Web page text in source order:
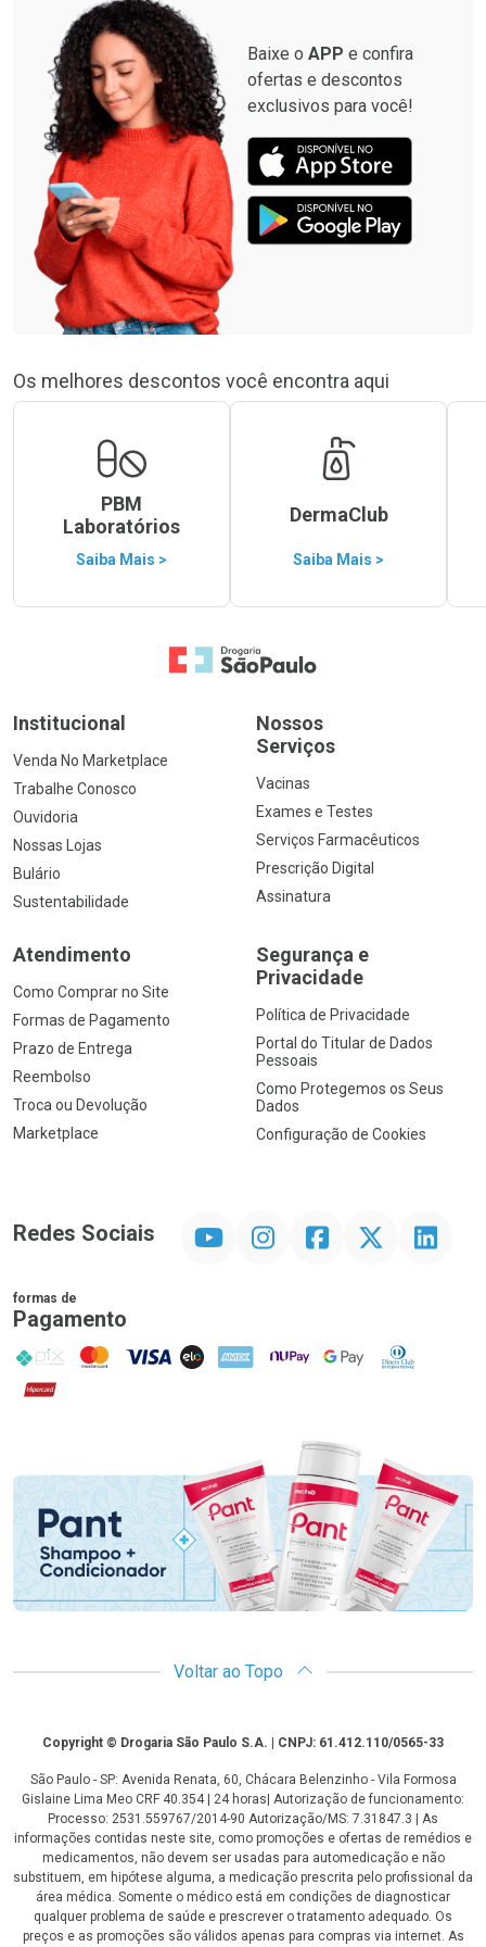
Baixe o APP e confira
ofertas e descontos
exclusivos para você!
Os melhores descontos você encontra aqui
PBM
Laboratórios
Saiba Mais >
DermaClub
Saiba Mais >
Ir para a Home
Institucional
Venda No Marketplace
Trabalhe Conosco
Ouvidoria
Nossas Lojas
Bulário
Sustentabilidade
Nossos
Serviços
Vacinas
Exames e Testes
Serviços Farmacêuticos
Prescrição Digital
Assinatura
Atendimento
Como Comprar no Site
Formas de Pagamento
Prazo de Entrega
Reembolso
Troca ou Devolução
Marketplace
Segurança e
Privacidade
Política de Privacidade
Portal do Titular de Dados
Pessoais
Como Protegemos os Seus
Dados
Configuração de Cookies
Redes Sociais InstagramFacebookTwitter Linkedin
formas de
Pagamento
PIX MasterCard
VISA ELO AMEX NuPay Google PayDiners Club
Hipercard
Promoção em Destaque
Voltar ao Topo
CopyrightCopyright © Drogaria São Paulo S.A. | CNPJ: 61.412.110/0565-33
São Paulo - SP: Avenida Renata, 60, Chácara Belenzinho - Vila Formosa
Gislaine Lima Meo CRF 40.354 | 24 horas| Autorização de funcionamento:
Processo: 2531.559767/2014-90 Autorização/MS: 7.31847.3 | As
informações contidas neste site, como promoções e ofertas de remédios e
medicamentos, não devem ser usadas para automedicação e não
substituem, em hipótese alguma, a medicação prescrita pelo profissional da
área médica. Somente o médico está em condições de diagnosticar
qualquer problema de saúde e prescrever o tratamento adequado. Os
preços e as promoções são válidos apenas para compras via internet. As